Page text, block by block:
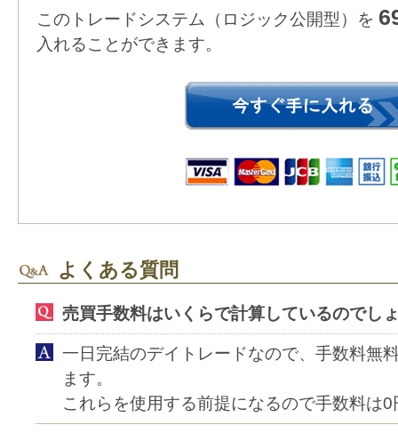
このトレードシステム（ロジック公開型）を
入れることができます。
よくある質問
売買手数料はいくらで計算しているのでし
一日完結のデイトレードなので、手数料無
ます。
これらを使用する前提になるので手数料は